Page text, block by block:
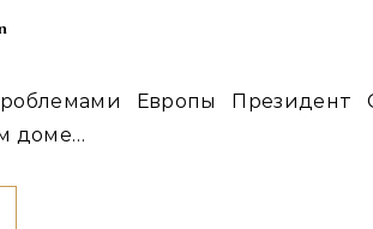
доме…